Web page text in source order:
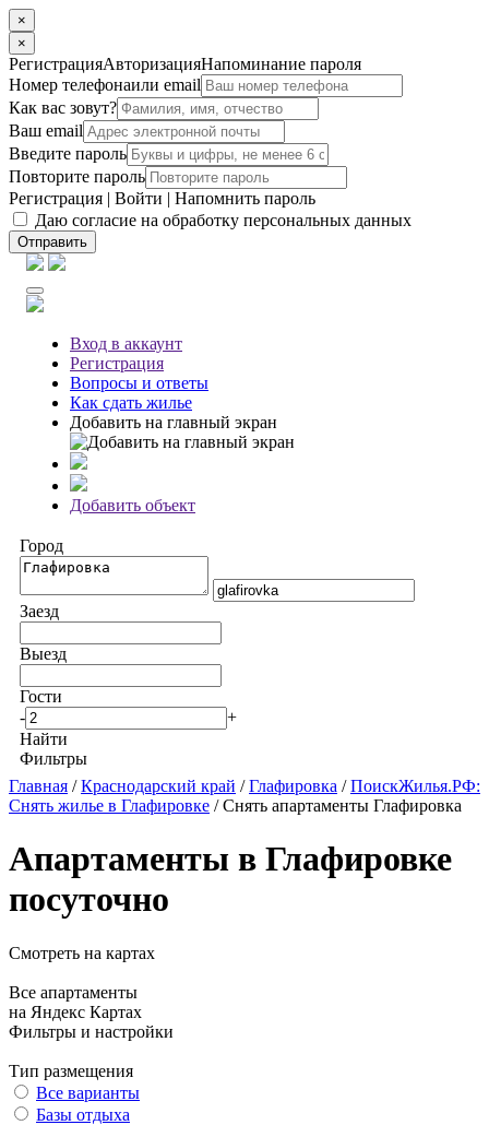
×
×
РегистрацияАвторизацияНапоминание пароля
Номер телефонаили email
Как вас зовут?
Ваш email
Введите пароль
Повторите пароль
Регистрация | Войти | Напомнить пароль
Даю согласие на обработку персональных данных
Отправить
Вход в аккаунт
Регистрация
Вопросы и ответы
Как сдать жилье
Добавить на главный экран
Добавить объект
Город
Заезд
Выезд
Гости
-
+
Найти
Фильтры
Главная /Краснодарский край /Глафировка /ПоискЖилья.РФ:
Снять жилье в Глафировке / Снять апартаменты Глафировка
Апартаменты в Глафировке
посуточно
Смотреть на картах
Все апартаменты
на Яндекс Картах
Фильтры и настройки
Тип размещения
Все варианты
Базы отдыха